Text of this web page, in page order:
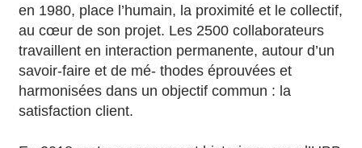
en 1980, place l’humain, la proximité et le collectif,
au cœur de son projet. Les 2500 collaborateurs
travaillent en interaction permanente, autour d’un
savoir-faire et de mé- thodes éprouvées et
harmonisées dans un objectif commun : la
satisfaction client.